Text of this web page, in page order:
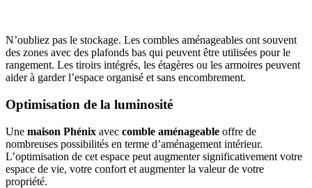
N’oubliez pas le stockage. Les combles aménageables ont souvent
des zones avec des plafonds bas qui peuvent être utilisées pour le
rangement. Les tiroirs intégrés, les étagères ou les armoires peuvent
aider à garder l’espace organisé et sans encombrement.
Optimisation de la luminosité
Une maison Phénix avec comble aménageable offre de
nombreuses possibilités en terme d’aménagement intérieur.
L’optimisation de cet espace peut augmenter significativement votre
espace de vie, votre confort et augmenter la valeur de votre
propriété.